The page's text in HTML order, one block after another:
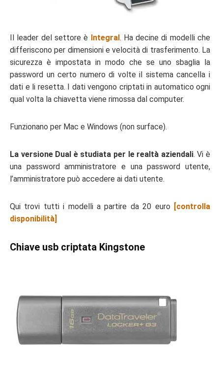
Il leader del settore è Integral. Ha decine di modelli che
differiscono per dimensioni e velocità di trasferimento. La
sicurezza è impostata in modo che se uno sbaglia la
password un certo numero di volte il sistema cancella i
dati e li resetta. I dati vengono criptati in automatico ogni
qual volta la chiavetta viene rimossa dal computer.
Funzionano per Mac e Windows (non surface).
La versione Dual è studiata per le realtà aziendali. Vi è
una password amministratore e una password utente,
l’amministratore può accedere ai dati utente.
Qui trovi tutti i modelli a partire da 20 euro [controlla
disponibilità]
Chiave usb criptata Kingstone